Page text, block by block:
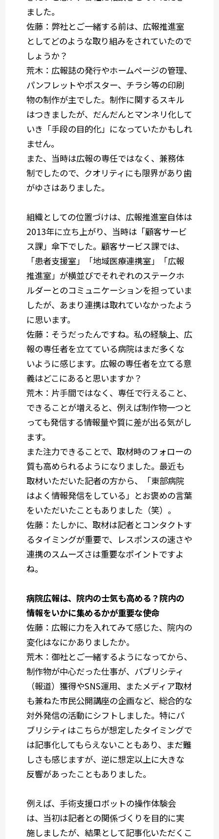
ました。
佐藤 ：弊社とご一緒する前は、広報推進室
としてどのような取り組みをされていたので
しょうか？
荒木 ：広報誌の発行やホームページの管理、
パンフレットやポスター、チラシ等の印刷
物の制作が主でした。制作に関するスキル
はつきましたが、だんだんとマンネリ化して
いき「手段の目的化」になっていたかもしれ
ません。
また、当時は広報の専任ではなく、兼務体
制でしたので、クオリティにも限界があり歯
がゆさはありました。
組織としての位置づけは、広報推進室自体は
2013年に立ち上がり、当時は「顧客サービ
ス課」傘下でした。顧客サービス課では、
「患者支援室」「地域医療連携室」「広報
推進室」が横並びでそれぞれのステークホ
ルダーとのコミュニケーションを担っていま
したが、あまり連携は取れていなかったよう
に思います。
佐藤 ：そうだったんですね。私の経験上、広
報の専任者を立てている病院はまだ多くな
いように感じます。広報の専任者を立てる意
義はどこにあると思いますか？
荒木 ：片手間ではなく、専任で行えること、
できることが増えると、例えば制作物一つと
っても発信する情報量や質に差が出る気がし
ます。
また注力できることで、取材時のフォローの
質も高められるようになりました。最近も
取材いただいた記者の方から、「東部病院
はよく情報発信をしている」とお褒めの言葉
をいただいたこともありました（笑）。
佐藤 ：たしかに、取材は記者とコンタクトす
るタイミングが重要で、レスポンスの速さや
連携のスムーズさは重要なポイントですよ
ね。
病院広報は、院内の士気も高める？院内の
情報をいかに集めるかが重要な使命
佐藤 ：広報に力を入れてみて感じた、院内の
変化はなにかありましたか。
荒木 ：御社とご一緒するようになってから、
制作物が中心だった仕事が、パブリシティ
（報道）獲得やSNS運用、またメディア取材
も兼ねた市民公開講座の企画など、総合的な
対外発信の活動にシフトしました。特にパ
ブリシティはこちらが想定したタイミングで
は記事化してもらえないこともあり、まだ難
しさも感じますが、逆に想定以上に大きな
反響があったこともありました。
例えば、手術支援ロボットの操作体験会
は、当初は記者との関係づくりを目的に実
施しましたが、結果として記事化いただくこ